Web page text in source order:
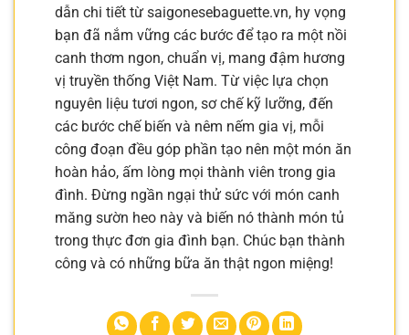
dẫn chi tiết từ saigonesebaguette.vn, hy vọng
bạn đã nắm vững các bước để tạo ra một nồi
canh thơm ngon, chuẩn vị, mang đậm hương
vị truyền thống Việt Nam. Từ việc lựa chọn
nguyên liệu tươi ngon, sơ chế kỹ lưỡng, đến
các bước chế biến và nêm nếm gia vị, mỗi
công đoạn đều góp phần tạo nên một món ăn
hoàn hảo, ấm lòng mọi thành viên trong gia
đình. Đừng ngần ngại thử sức với món canh
măng sườn heo này và biến nó thành món tủ
trong thực đơn gia đình bạn. Chúc bạn thành
công và có những bữa ăn thật ngon miệng!